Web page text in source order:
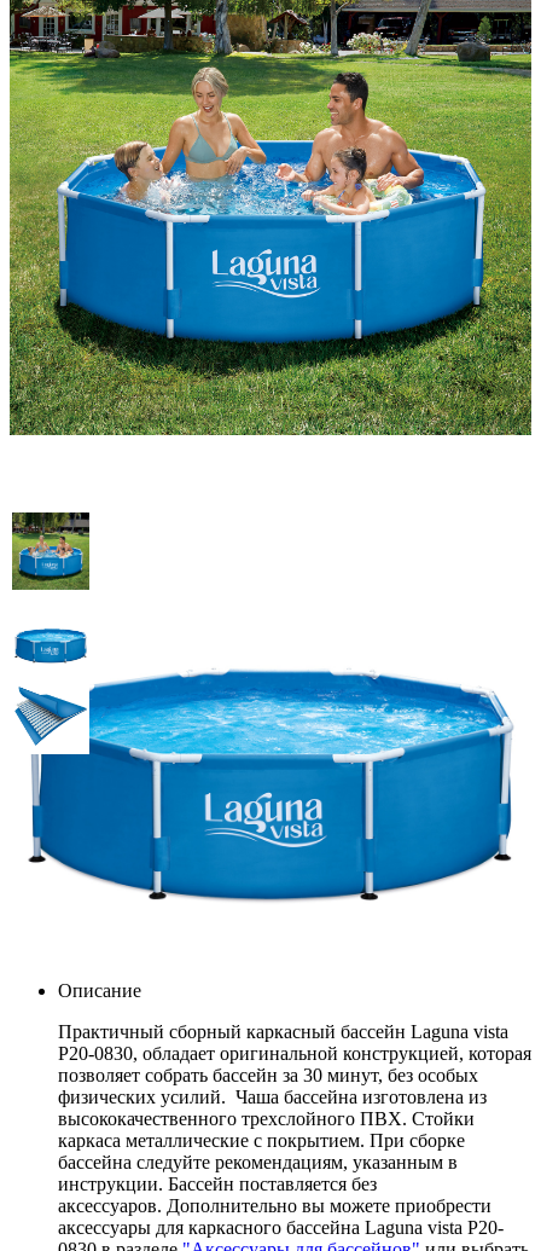
Бассейн каркасный 244х76см
Laguna vista Р20-0830
Описание
Практичный сборный каркасный бассейн Laguna vista
Р20-0830, обладает оригинальной конструкцией, которая
позволяет собрать бассейн за 30 минут, без особых
физических усилий. Чаша бассейна изготовлена из
высококачественного трехслойного ПВХ. Стойки
каркаса металлические с покрытием. При сборке
бассейна следуйте рекомендациям, указанным в
инструкции. Бассейн поставляется без
аксессуаров. Дополнительно вы можете приобрести
аксессуары для каркасного бассейна Laguna vista Р20-